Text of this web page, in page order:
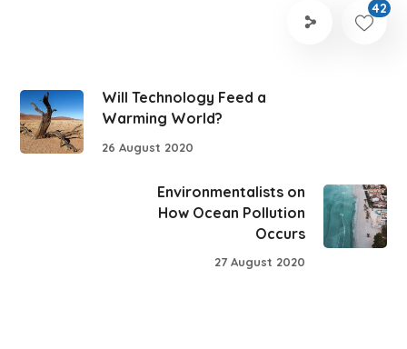
42
Will Technology Feed a
Warming World?
26 August 2020
Environmentalists on
How Ocean Pollution
Occurs
27 August 2020